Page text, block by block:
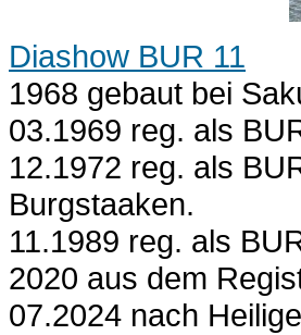
Diashow BUR 11
1968 gebaut bei
03.1969 reg. als
12.1972 reg. als
Burgstaaken.
11.1989 reg. als
2020 aus dem
07.2024 nach